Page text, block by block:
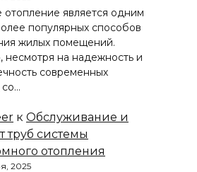
отопление является одним
популярных способов
жилых помещений.
несмотря на надежность и
современных
со…
к Обслуживание и
труб системы
отопления
2025